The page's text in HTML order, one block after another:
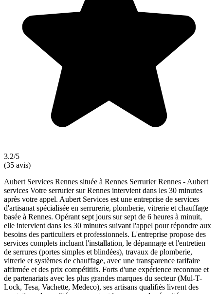
3.2/5
(35 avis)
Aubert Services Rennes située à Rennes Serrurier Rennes - Aubert
services Votre serrurier sur Rennes intervient dans les 30 minutes
après votre appel. Aubert Services est une entreprise de services
d'artisanat spécialisée en serrurerie, plomberie, vitrerie et chauffage
basée à Rennes. Opérant sept jours sur sept de 6 heures à minuit,
elle intervient dans les 30 minutes suivant l'appel pour répondre aux
besoins des particuliers et professionnels. L'entreprise propose des
services complets incluant l'installation, le dépannage et l'entretien
de serrures (portes simples et blindées), travaux de plomberie,
vitrerie et systèmes de chauffage, avec une transparence tarifaire
affirmée et des prix compétitifs. Forts d'une expérience reconnue et
de partenariats avec les plus grandes marques du secteur (Mul-T-
Lock, Tesa, Vachette, Medeco), ses artisans qualifiés livrent des